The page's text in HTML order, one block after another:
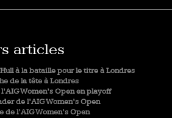
articles
à la bataille pour le titre à Londres
de la tête à Londres
Women’s Open en playoff
de l’AIG Women’s Open
de l’AIG Women’s Open